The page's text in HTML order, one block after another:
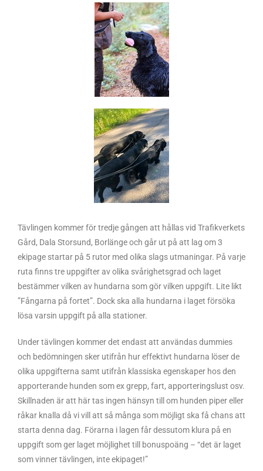
Tävlingen kommer för tredje gången att hållas vid Trafikverkets
Gård, Dala Storsund, Borlänge och går ut på att lag om 3
ekipage startar på 5 rutor med olika slags utmaningar. På varje
ruta finns tre uppgifter av olika svårighetsgrad och laget
bestämmer vilken av hundarna som gör vilken uppgift. Lite likt
”Fångarna på fortet”. Dock ska alla hundarna i laget försöka
lösa varsin uppgift på alla stationer.
Under tävlingen kommer det endast att användas dummies
och bedömningen sker utifrån hur effektivt hundarna löser de
olika uppgifterna samt utifrån klassiska egenskaper hos den
apporterande hunden som ex grepp, fart, apporteringslust osv.
Skillnaden är att här tas ingen hänsyn till om hunden piper eller
råkar knalla då vi vill att så många som möjligt ska få chans att
starta denna dag. Förarna i lagen får dessutom klura på en
uppgift som ger laget möjlighet till bonuspoäng – “det är laget
som vinner tävlingen, inte ekipaget!”